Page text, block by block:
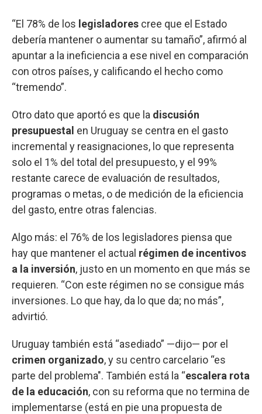
“El 78% de los legisladores cree que el Estado
debería mantener o aumentar su tamaño”, afirmó al
apuntar a la ineficiencia a ese nivel en comparación
con otros países, y calificando el hecho como
“tremendo”.
Otro dato que aportó es que la discusión
presupuestal en Uruguay se centra en el gasto
incremental y reasignaciones, lo que representa
solo el 1% del total del presupuesto, y el 99%
restante carece de evaluación de resultados,
programas o metas, o de medición de la eficiencia
del gasto, entre otras falencias.
Algo más: el 76% de los legisladores piensa que
hay que mantener el actual régimen de incentivos
a la inversión, justo en un momento en que más se
requieren. “Con este régimen no se consigue más
inversiones. Lo que hay, da lo que da; no más”,
advirtió.
Uruguay también está “asediado” —dijo— por el
crimen organizado, y su centro carcelario “es
parte del problema". También está la “escalera rota
de la educación, con su reforma que no termina de
implementarse (está en pie una propuesta de